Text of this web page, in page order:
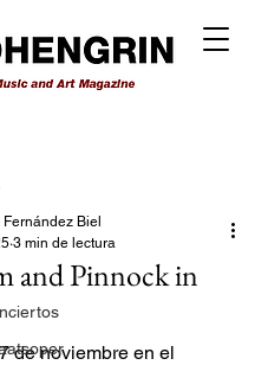
and Pinnock in
Biel
3 min de lectura
de noviembre en el